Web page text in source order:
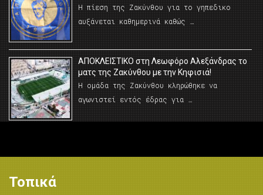
Η πίεση της Ζακύνθου για το γηπεδικο
αυξάνεται καθημερινά καθώς …
AΠΟΚΛΕΙΣΤΙΚΟ στη Λεωφόρο Αλεξάνδρας το
ματς της Ζακύνθου με την Κηφισιά!
Η ομάδα της Ζακύνθου κληρώθηκε να
αγωνιστεί εντός έδρας για …
Τοπικά